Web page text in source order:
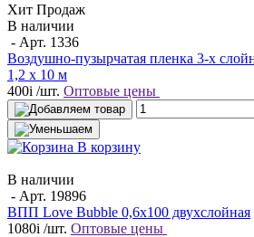
Хит Продаж
В наличии
- Арт. 1336
Воздушно-пузырчатая пленка 3-х
1,2 х 10 м
400i /шт. Оптовые цены
В корзину
В наличии
- Арт. 19896
ВПП Love Bubble 0,6х100 двухслойная
1080i /шт. Оптовые цены